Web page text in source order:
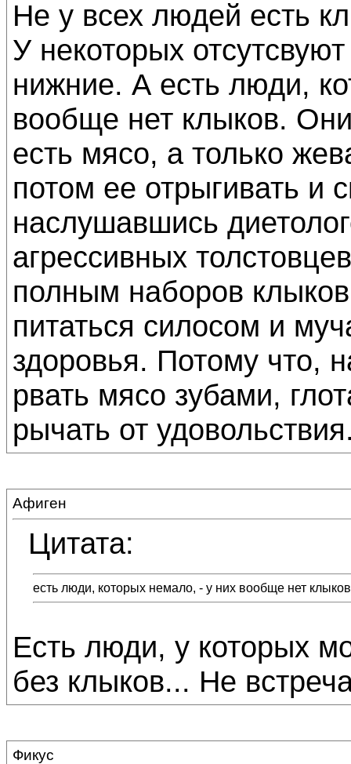
Не у всех людей есть
У некоторых
нижние. А есть люди,
вообще нет клыков.
есть мясо, а только
потом ее отрыгивать и
наслушавшись
агрессивных
полным наборов
питаться силосом и
здоровья. Потому что,
рвать мясо зубами,
рычать от
Афиген
Цитата:
есть люди, которых немало, - у них вообще нет
Есть люди, у которых
без клыков... Не
Фикус